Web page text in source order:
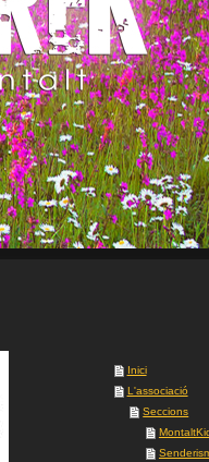
Inici
L'associació
Seccions